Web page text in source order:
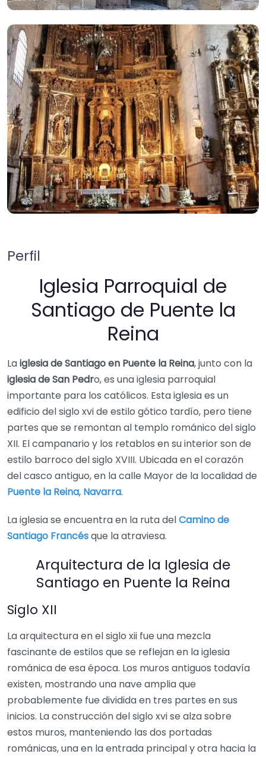
Perfil
Iglesia Parroquial de
Santiago de Puente la
Reina
Laiglesia de Santiago en Puente la Reina, junto con la
iglesia de San Pedro, es una iglesia parroquial
importante para los católicos. Esta iglesia es un
edificio del siglo xvi de estilo gótico tardío, pero tiene
partes que se remontan al templo románico del siglo
XII. El campanario y los retablos en su interior son de
estilo barroco del siglo XVIII. Ubicada en el corazón
del casco antiguo, en la calle Mayor de la localidad de
Puente la Reina, Navarra.
La iglesia se encuentra en la ruta delCamino de
Santiago Francésque la atraviesa.
Arquitectura de la Iglesia de
Santiago en Puente la Reina
Siglo XII
La arquitectura en el siglo xii fue una mezcla
fascinante de estilos que se reflejan en la iglesia
románica de esa época. Los muros antiguos todavía
existen, mostrando una nave amplia que
probablemente fue dividida en tres partes en sus
inicios. La construcción del siglo xvi se alza sobre
estos muros, manteniendo las dos portadas
románicas, una en la entrada principal y otra hacia la